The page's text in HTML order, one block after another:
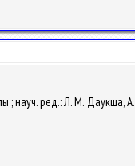
; науч. ред.: Л. М. Даукша,